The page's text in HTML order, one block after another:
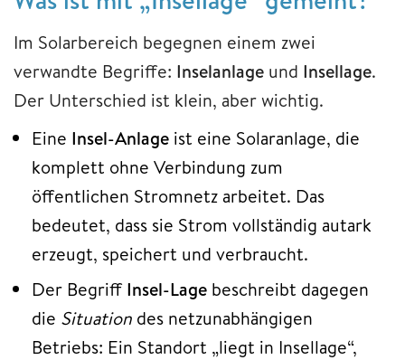
Im Solarbereich begegnen einem zwei
verwandte Begriffe: Inselanlage und Insellage.
Der Unterschied ist klein, aber wichtig.
Eine Insel-Anlage ist eine Solaranlage, die
komplett ohne Verbindung zum
öffentlichen Stromnetz arbeitet. Das
bedeutet, dass sie Strom vollständig autark
erzeugt, speichert und verbraucht.
Der BegriffInsel-Lage beschreibt dagegen
die Situation des netzunabhängigen
Betriebs: Ein Standort „liegt in Insellage“,